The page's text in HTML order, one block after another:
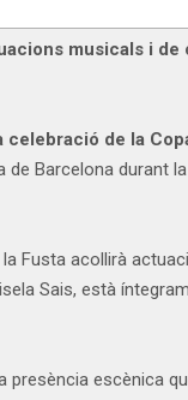
musicals i
de la
Barcelona durant
Fusta acollirà
Sais, està
escènica